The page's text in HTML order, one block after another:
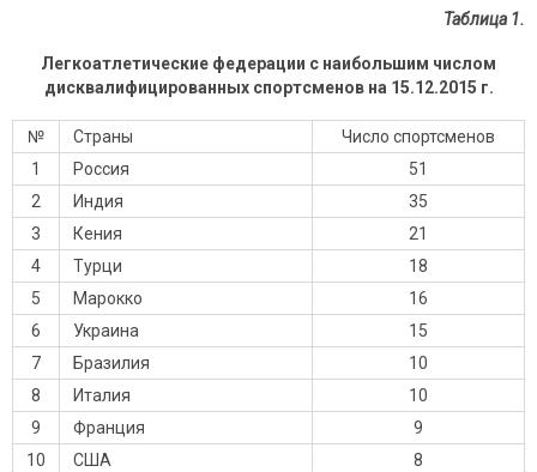
Таблица 1.
Легкоатлетические федерации с наибольшим числом
дисквалифицированных спортсменов на 15.12.2015 г.
№ Страны
Число спортсменов
1
Россия
51
2
Индия
35
3
Кения
21
4
Турци
18
5
Марокко
16
6
Украина
15
7
Бразилия
10
8
Италия
10
9
Франция
9
10
США
8